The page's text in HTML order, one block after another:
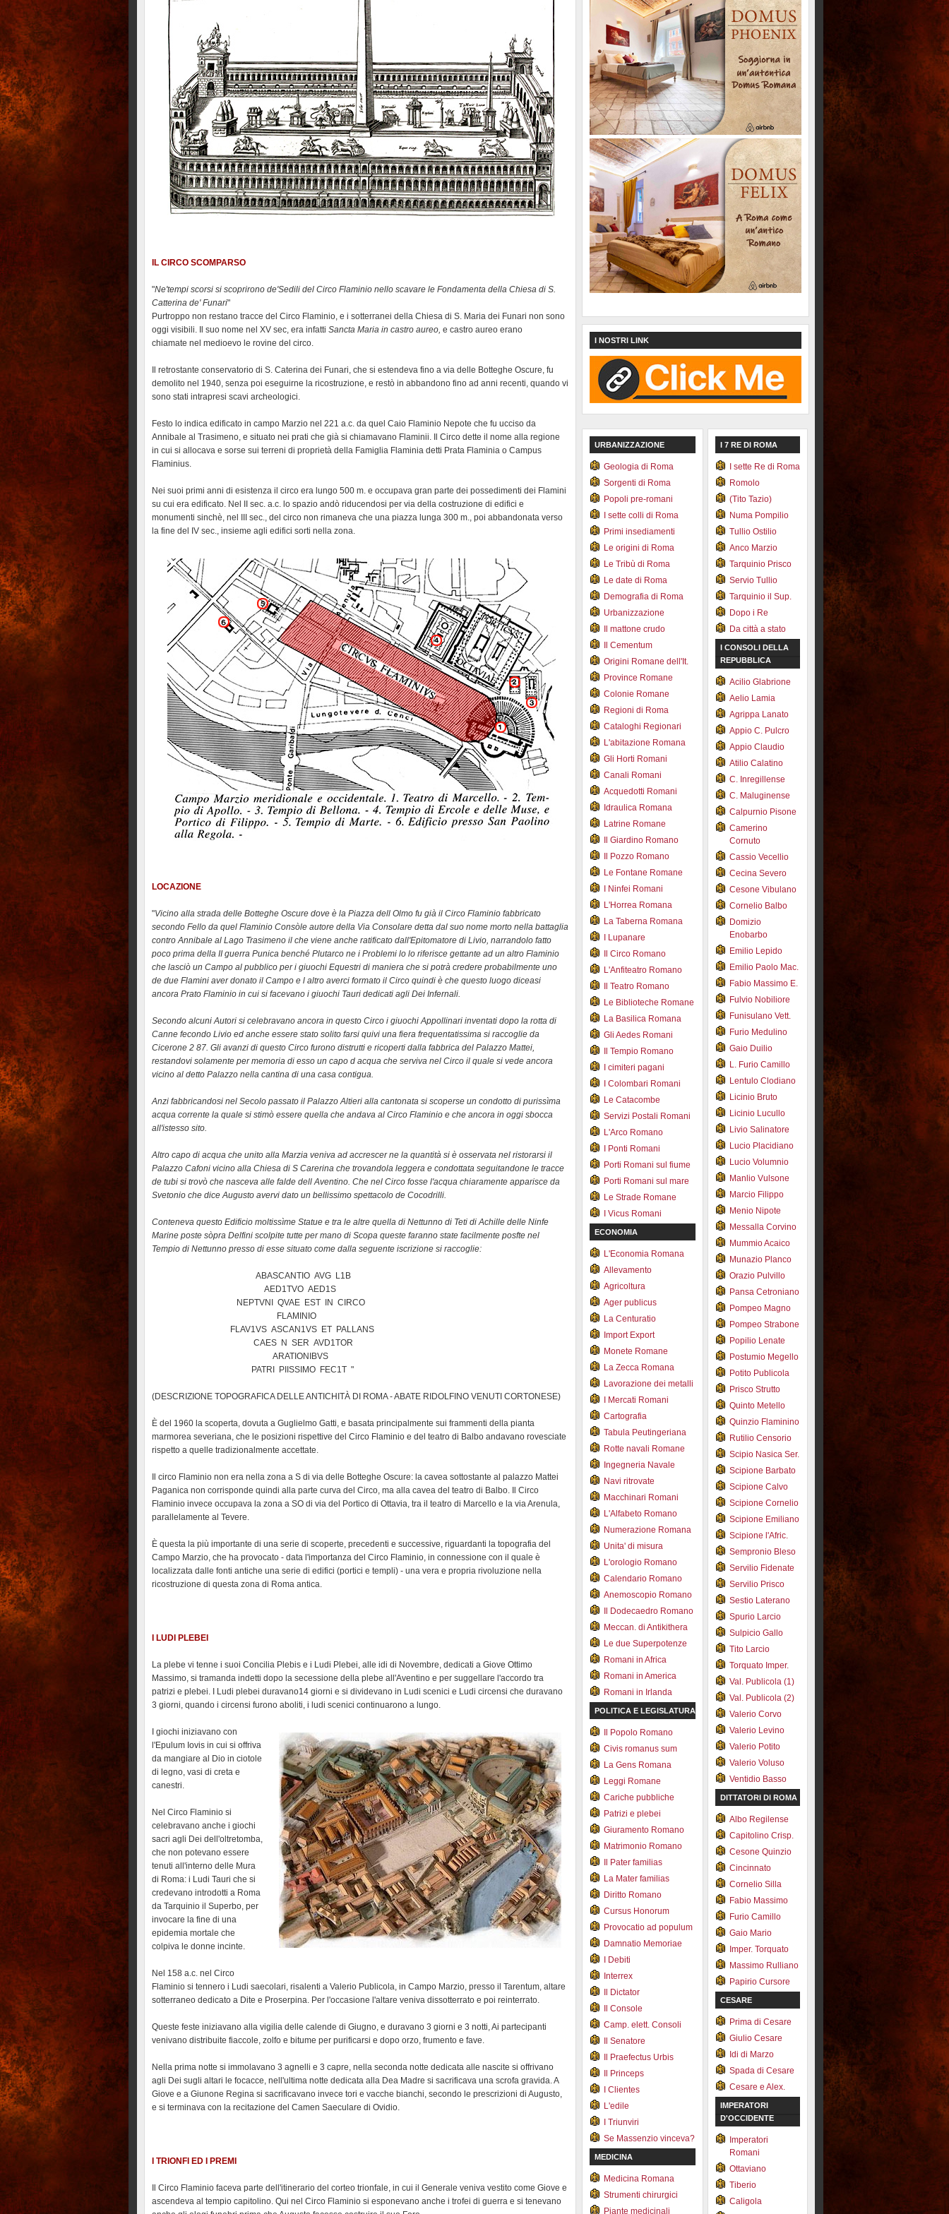
IL CIRCO SCOMPARSO
"Ne'tempi scorsi si scoprirono de'Sedili del Circo Flaminio nello scavare le Fondamenta della Chiesa di S.
Catterina de' Funari"
Purtroppo non restano tracce del Circo Flaminio, e i sotterranei della Chiesa di S. Maria dei Funari non sono
oggi visibili. Il suo nome nel XV sec, era infatti Sancta Maria in castro aureo, e castro aureo erano
chiamate nel medioevo le rovine del circo.
Il retrostante conservatorio di S. Caterina dei Funari, che si estendeva fino a via delle Botteghe Oscure, fu
demolito nel 1940, senza poi eseguirne la ricostruzione, e restò in abbandono fino ad anni recenti, quando vi
sono stati intrapresi scavi archeo­logici.
Festo lo indica edificato in campo Marzio nel 221 a.c. da quel Caio Flaminio Nepote che fu ucciso da
Annibale al Trasimeno, e situato nei prati che già si chiamavano Flaminii. Il Circo dette il nome alla regione
in cui si allocava e sorse sui terreni di proprietà della Famiglia Flaminia detti Prata Flaminia o Campus
Flaminius.
Nei suoi primi anni di esistenza il circo era lungo 500 m. e occupava gran parte dei possedimenti dei Flamini
su cui era edificato. Nel II sec. a.c. lo spazio andò riducendosi per via della costruzione di edifici e
monumenti sinchè, nel III sec., del circo non rimaneva che una piazza lunga 300 m., poi abbandonata verso
la fine del IV sec., insieme agli edifici sorti nella zona.
LOCAZIONE
"Vicino alla strada delle Botteghe Oscure dove è la Piazza dell Olmo fu già il Circo Flaminio fabbricato
secondo Fello da quel Flaminio Consòle autore della Via Consolare detta dal suo nome morto nella battaglia
contro Annibale al Lago Trasimeno il che viene anche ratificato dall'Epitomatore di Livio, narrandolo fatto
poco prima della II guerra Punica benché Plutarco ne i Problemi lo lo riferisce gettante ad un altro Flaminio
che lasciò un Campo al pubblico per i giuochi Equestri di maniera che si potrà credere probabilmente uno
de due Flamini aver donato il Campo e l altro averci formato il Circo quindi è che questo luogo diceasi
ancora Prato Flaminio in cui si facevano i giuochi Tauri dedicati agli Dei Infernali.
Secondo alcuni Autori si celebravano ancora in questo Circo i giuochi Appollinari inventati dopo la rotta di
Canne fecondo Livio ed anche essere stato solito farsi quivi una fiera frequentatissima si raccoglie da
Cicerone 2 87. Gli avanzi di questo Circo furono distrutti e ricoperti dalla fabbrica del Palazzo Mattei,
restandovi solamente per memoria di esso un capo d acqua che serviva nel Circo il quale si vede ancora
vicino al detto Palazzo nella cantina di una casa contigua.
Anzi fabbricandosi nel Secolo passato il Palazzo Altieri alla cantonata si scoperse un condotto di purissìma
acqua corrente la quale si stimò essere quella che andava al Circo Flaminio e che ancora in oggi sbocca
all'istesso sito.
Altro capo di acqua che unito alla Marzia veniva ad accrescer ne la quantità si è osservata nel ristorarsi il
Palazzo Cafoni vicino alla Chiesa di S Carerina che trovandola leggera e condottata seguitandone le tracce
de tubi si trovò che nasceva alle falde dell Aventino. Che nel Circo fosse l'acqua chiaramente apparisce da
Svetonio che dice Augusto avervi dato un bellissimo spettacolo de Cocodrilli.
Conteneva questo Edificio moltissìme Statue e tra le altre quella di Nettunno di Teti di Achille delle Ninfe
Marine poste sòpra Delfini scolpite tutte per mano di Scopa queste faranno state facilmente posfte nel
Tempio di Nettunno presso di esse situato come dalla seguente iscrizione si raccoglie:
ABASCANTIO AVG L1B
AED1TVO AED1S
NEPTVNI QVAE EST IN CIRCO
FLAMINIO
FLAV1VS ASCAN1VS ET PALLANS
CAES N SER AVD1TOR
ARATIONIBVS
PATRI PIISSIMO FEC1T "
(DESCRIZIONE TOPOGRAFICA DELLE ANTICHITÀ DI ROMA - ABATE RIDOLFINO VENUTI CORTONESE)
È del 1960 la scoperta, dovuta a Guglielmo Gatti, e basata principalmente sui frammenti della pianta
marmorea severiana, che le posizioni rispettive del Circo Flaminio e del teatro di Balbo andavano rovesciate
rispetto a quelle tradizionalmente accettate.
Il circo Flaminio non era nella zona a S di via delle Botteghe Oscure: la cavea sottostante al palazzo Mattei
Paganica non corrisponde quindi alla parte curva del Circo, ma alla cavea del teatro di Balbo. Il Circo
Flaminio invece occupava la zona a SO di via del Portico di Ottavia, tra il teatro di Marcello e la via Arenula,
parallelamente al Tevere.
È questa la più importante di una serie di scoperte, precedenti e successive, riguardanti la topografia del
Campo Marzio, che ha provocato - data l'importanza del Circo Flaminio, in connessione con il quale è
localizzata dalle fonti antiche una serie di edifici (portici e templi) - una vera e propria rivoluzione nella
ricostruzione di questa zona di Roma antica.
I LUDI PLEBEI
La plebe vi tenne i suoi Concilia Plebis e i Ludi Plebei, alle idi di Novembre, dedicati a Giove Ottimo
Massimo, si tramanda indetti dopo la secessione della plebe all'Aventino e per suggellare l'accordo tra
patrizi e plebei. I Ludi plebei duravano14 giorni e si dividevano in Ludi scenici e Ludi circensi che duravano
3 giorni, quando i circensi furono aboliti, i ludi scenici continuarono a lungo.
I giochi iniziavano con
l'Epulum Iovis in cui si offriva
da mangiare al Dio in ciotole
di legno, vasi di creta e
canestri.
Nel Circo Flaminio si
celebravano anche i giochi
sacri agli Dei dell'oltretomba,
che non potevano essere
tenuti all'interno delle Mura
di Roma: i Ludi Tauri che si
credevano introdotti a Roma
da Tarquinio il Superbo, per
invocare la fine di una
epidemia mortale che
colpiva le donne incinte.
Nel 158 a.c. nel Circo
Flaminio si tennero i Ludi saecolari, risalenti a Valerio Publicola, in Campo Marzio, presso il Tarentum, altare
sotterraneo dedicato a Dite e Proserpina. Per l'occasione l'altare veniva dissotterrato e poi reinterrato.
Queste feste iniziavano alla vigilia delle calende di Giugno, e duravano 3 giorni e 3 notti, Ai partecipanti
venivano distribuite fiaccole, zolfo e bitume per purificarsi e dopo orzo, frumento e fave.
Nella prima notte si immolavano 3 agnelli e 3 capre, nella seconda notte dedicata alle nascite si offrivano
agli Dei sugli altari le focacce, nell'ultima notte dedicata alla Dea Madre si sacrificava una scrofa gravida. A
Giove e a Giunone Regina si sacrificavano invece tori e vacche bianchi, secondo le prescrizioni di Augusto,
e si terminava con la recitazione del Camen Saeculare di Ovidio.
I TRIONFI ED I PREMI
Il Circo Flaminio faceva parte dell'itinerario del corteo trionfale, in cui il Generale veniva vestito come Giove e
ascendeva al tempio capitolino. Qui nel Circo Flaminio si esponevano anche i trofei di guerra e si tenevano
I NOSTRI LINK
URBANIZZAZIONE
Geologia di Roma
Sorgenti di Roma
Popoli pre-romani
I sette colli di Roma
Primi insediamenti
Le origini di Roma
Le Tribù di Roma
Le date di Roma
Demografia di Roma
Urbanizzazione
Il mattone crudo
Il Cementum
Origini Romane dell'It.
Province Romane
Colonie Romane
Regioni di Roma
Cataloghi Regionari
L'abitazione Romana
Gli Horti Romani
Canali Romani
Acquedotti Romani
Idraulica Romana
Latrine Romane
Il Giardino Romano
Il Pozzo Romano
Le Fontane Romane
I Ninfei Romani
L'Horrea Romana
La Taberna Romana
I Lupanare
Il Circo Romano
L'Anfiteatro Romano
Il Teatro Romano
Le Biblioteche Romane
La Basilica Romana
Gli Aedes Romani
Il Tempio Romano
I cimiteri pagani
I Colombari Romani
Le Catacombe
Servizi Postali Romani
L'Arco Romano
I Ponti Romani
Porti Romani sul fiume
Porti Romani sul mare
Le Strade Romane
I Vicus Romani
ECONOMIA
L'Economia Romana
Allevamento
Agricoltura
Ager publicus
La Centuratio
Import Export
Monete Romane
La Zecca Romana
Lavorazione dei metalli
I Mercati Romani
Cartografia
Tabula Peutingeriana
Rotte navali Romane
Ingegneria Navale
Navi ritrovate
Macchinari Romani
L'Alfabeto Romano
Numerazione Romana
Unita' di misura
L'orologio Romano
Calendario Romano
Anemoscopio Romano
Il Dodecaedro Romano
Meccan. di Antikithera
Le due Superpotenze
Romani in Africa
Romani in America
Romani in Irlanda
POLITICA E LEGISLATURA
Il Popolo Romano
Civis romanus sum
La Gens Romana
Leggi Romane
Cariche pubbliche
Patrizi e plebei
Giuramento Romano
Matrimonio Romano
Il Pater familias
La Mater familias
Diritto Romano
Cursus Honorum
Provocatio ad populum
Damnatio Memoriae
I Debiti
Interrex
Il Dictator
Il Console
Camp. elett. Consoli
Il Senatore
Il Praefectus Urbis
Il Princeps
I Clientes
L'edile
I Triunviri
Se Massenzio vinceva?
MEDICINA
Medicina Romana
Strumenti chirurgici
Piante medicinali
I 7 RE DI ROMA
I sette Re di Roma
Romolo
(Tito Tazio)
Numa Pompilio
Tullio Ostilio
Anco Marzio
Tarquinio Prisco
Servio Tullio
Tarquinio il Sup.
Dopo i Re
Da città a stato
I CONSOLI DELLA
REPUBBLICA
Acilio Glabrione
Aelio Lamia
Agrippa Lanato
Appio C. Pulcro
Appio Claudio
Atilio Calatino
C. Inregillense
C. Maluginense
Calpurnio Pisone
Camerino
Cornuto
Cassio Vecellio
Cecina Severo
Cesone Vibulano
Cornelio Balbo
Domizio
Enobarbo
Emilio Lepido
Emilio Paolo Mac.
Fabio Massimo E.
Fulvio Nobiliore
Funisulano Vett.
Furio Medulino
Gaio Duilio
L. Furio Camillo
Lentulo Clodiano
Licinio Bruto
Licinio Lucullo
Livio Salinatore
Lucio Placidiano
Lucio Volumnio
Manlio Vulsone
Marcio Filippo
Menio Nipote
Messalla Corvino
Mummio Acaico
Munazio Planco
Orazio Pulvillo
Pansa Cetroniano
Pompeo Magno
Pompeo Strabone
Popilio Lenate
Postumio Megello
Potito Publicola
Prisco Strutto
Quinto Metello
Quinzio Flaminino
Rutilio Censorio
Scipio Nasica Ser.
Scipione Barbato
Scipione Calvo
Scipione Cornelio
Scipione Emiliano
Scipione l'Afric.
Sempronio Bleso
Servilio Fidenate
Servilio Prisco
Sestio Laterano
Spurio Larcio
Sulpicio Gallo
Tito Larcio
Torquato Imper.
Val. Publicola (1)
Val. Publicola (2)
Valerio Corvo
Valerio Levino
Valerio Potito
Valerio Voluso
Ventidio Basso
DITTATORI DI ROMA
Albo Regilense
Capitolino Crisp.
Cesone Quinzio
Cincinnato
Cornelio Silla
Fabio Massimo
Furio Camillo
Gaio Mario
Imper. Torquato
Massimo Rulliano
Papirio Cursore
CESARE
Prima di Cesare
Giulio Cesare
Idi di Marzo
Spada di Cesare
Cesare e Alex.
IMPERATORI
D'OCCIDENTE
Imperatori
Romani
Ottaviano
Tiberio
Caligola